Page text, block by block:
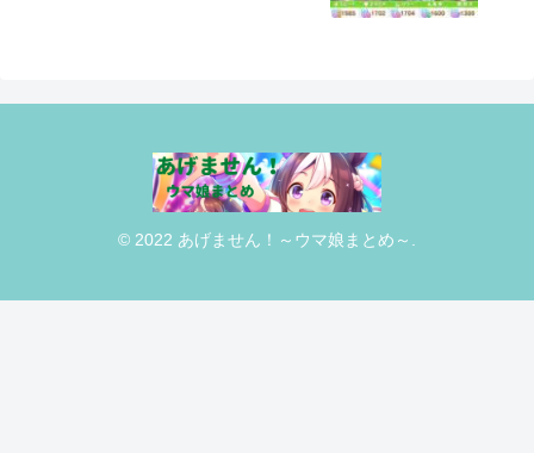
© 2022 あげません！～ウマ娘まとめ～.